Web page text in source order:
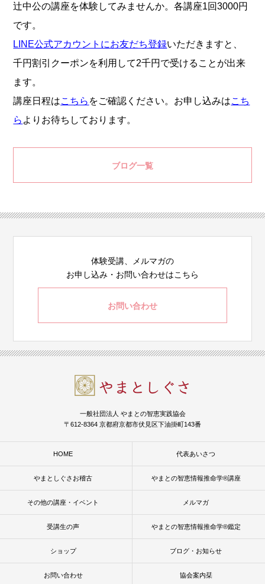
辻中公の講座を体験してみませんか。各講座1回3000円
です。
LINE公式アカウントにお友だち登録いただきますと、
千円割引クーポンを利用して2千円で受けることが出来
ます。
講座日程はこちら をご確認ください。お申し込みはこち
ら よりお待ちしております。
ブログ一覧
体験受講、メルマガの
お申し込み・お問い合わせはこちら
お問い合わせ
一般社団法人 やまとの智恵実践協会
〒612-8364 京都府京都市伏見区下油掛町143番
HOME 代表あいさつ
やまとしぐさお稽古 やまとの智恵情報推命学®講座
その他の講座・イベント メルマガ
受講生の声 やまとの智恵情報推命学®鑑定
ショップ ブログ・お知らせ
お問い合わせ 協会案内栞